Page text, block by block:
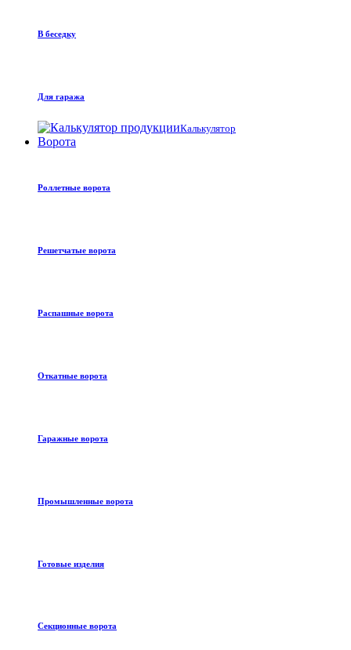
В беседку
Для гаража
Калькулятор
Ворота
Роллетные ворота
Решетчатые ворота
Распашные ворота
Откатные ворота
Гаражные ворота
Промышленные ворота
Готовые изделия
Секционные ворота